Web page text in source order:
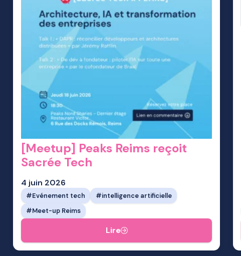
[Meetup] Peaks Reims reçoit
Sacrée Tech
4 juin 2026
Evénement tech
intelligence artificielle
Meet-up Reims
Lire